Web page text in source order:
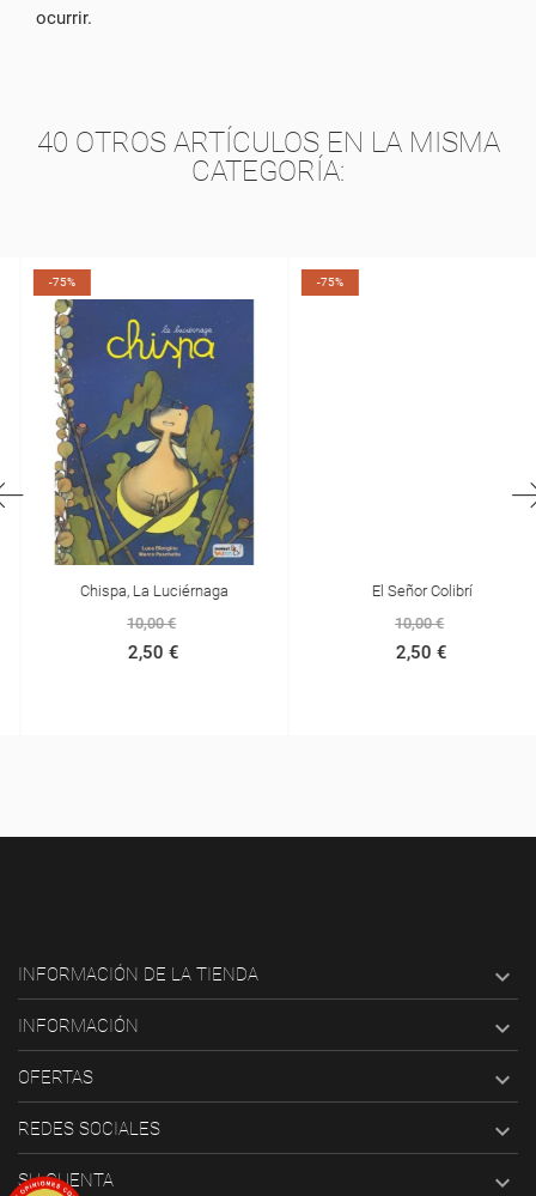
ocurrir.
40 OTROS ARTÍCULOS EN LA MISMA
CATEGORÍA:
-75%
Chispa, La Luciérnaga
10,00 €
2,50 €
-75%
El Señor Colibrí
10,00 €
2,50 €
INFORMACIÓN DE LA TIENDA 
INFORMACIÓN 
OFERTAS 
REDES SOCIALES 
SU CUENTA 